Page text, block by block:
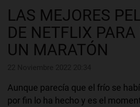
LAS MEJORES
DE NETFLIX
UN MARATÓN
Aunque parecía que el frío se
por fin lo ha hecho y es el